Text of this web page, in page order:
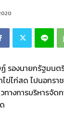
รองนายกรัฐมนต
ข่ไก่สด ไปนอกร
างการบริหารจัด